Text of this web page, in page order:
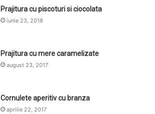
Prajitura cu piscoturi si ciocolata
iunie 23, 2018
Prajitura cu mere caramelizate
august 23, 2017
Cornulete aperitiv cu branza
aprilie 22, 2017